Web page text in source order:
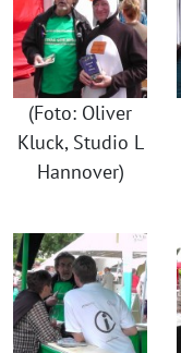
(Foto: Oliver
Kluck, Studio L
Hannover)